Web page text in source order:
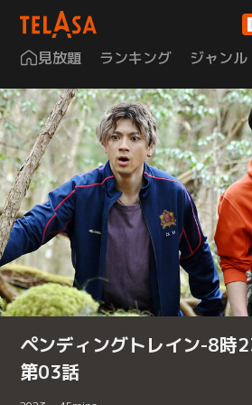
見放題 ランキング ジャンル
ペンディングトレイン-8時
第03話